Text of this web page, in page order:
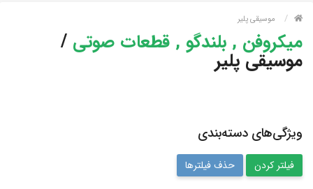
موسیقی پلیر
میکروفن , بلندگو , قطعات صوتی /
موسیقی پلیر
ویژگی‌های دسته‌بندی
حذف فیلترها